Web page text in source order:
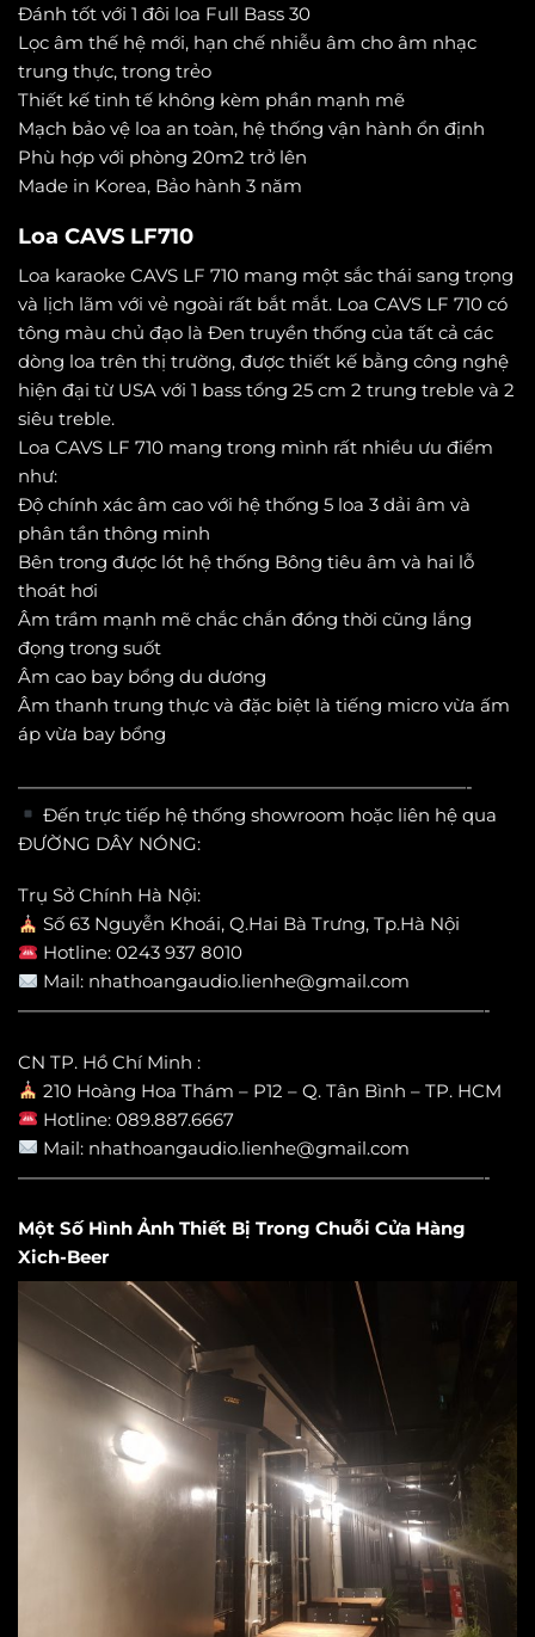
Đánh tốt với 1 đôi loa Full Bass 30
Lọc âm thế hệ mới, hạn chế nhiễu âm cho âm nhạc
trung thực, trong trẻo
Thiết kế tinh tế không kèm phần mạnh mẽ
Mạch bảo vệ loa an toàn, hệ thống vận hành ổn định
Phù hợp với phòng 20m2 trở lên
Made in Korea, Bảo hành 3 năm
Loa CAVS LF710
Loa karaoke CAVS LF 710 mang một sắc thái sang trọng
và lịch lãm với vẻ ngoài rất bắt mắt. Loa CAVS LF 710 có
tông màu chủ đạo là Đen truyền thống của tất cả các
dòng loa trên thị trường, được thiết kế bằng công nghệ
hiện đại từ USA với 1 bass tổng 25 cm 2 trung treble và 2
siêu treble.
Loa CAVS LF 710 mang trong mình rất nhiều ưu điểm
như:
Độ chính xác âm cao với hệ thống 5 loa 3 dải âm và
phân tần thông minh
Bên trong được lót hệ thống Bông tiêu âm và hai lỗ
thoát hơi
Âm trầm mạnh mẽ chắc chắn đồng thời cũng lắng
đọng trong suốt
Âm cao bay bổng du dương
Âm thanh trung thực và đặc biệt là tiếng micro vừa ấm
áp vừa bay bổng
—————————————————————————-
Đến trực tiếp hệ thống showroom hoặc liên hệ qua
ĐƯỜNG DÂY NÓNG:
Trụ Sở Chính Hà Nội:
Số 63 Nguyễn Khoái, Q.Hai Bà Trưng, Tp.Hà Nội
Hotline: 0243 937 8010
Mail: nhathoangaudio.lienhe@gmail.com
——————————————————————————-
CN TP. Hồ Chí Minh :
210 Hoàng Hoa Thám – P12 – Q. Tân Bình – TP. HCM
Hotline: 089.887.6667
Mail: nhathoangaudio.lienhe@gmail.com
——————————————————————————-
Một Số Hình Ảnh Thiết Bị Trong Chuỗi Cửa Hàng
Xich-Beer